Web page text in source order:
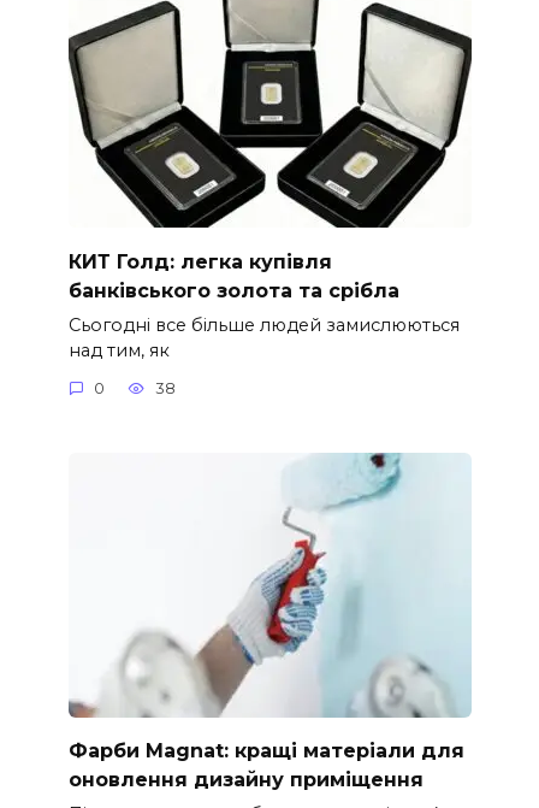
КИТ Голд: легка купівля
банківського золота та срібла
Сьогодні все більше людей замислюються
над тим, як
0 38
Фарби Magnat: кращі матеріали для
оновлення дизайну приміщення